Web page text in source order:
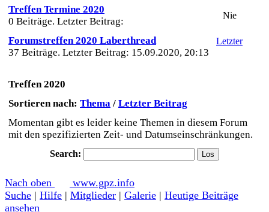
Treffen Termine 2020
0 Beiträge. Letzter Beitrag:
Nie
Forumstreffen 2020 Laberthread
37 Beiträge. Letzter Beitrag: 15.09.2020, 20:13
Letzter
Treffen 2020
Sortieren nach: Thema / Letzter Beitrag
Momentan gibt es leider keine Themen in diesem Forum
mit den spezifizierten Zeit- und Datumseinschränkungen.
Search:
Nach oben
www.gpz.info
Suche | Hilfe | Mitglieder | Galerie | Heutige Beiträge
ansehen